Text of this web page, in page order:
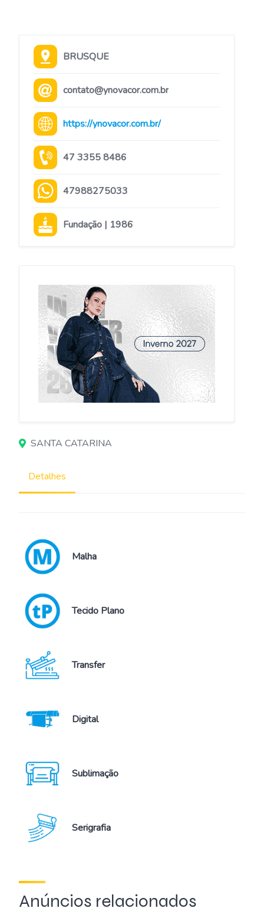
SANTA CATARINA
Detalhes
Malha
Tecido Plano
Transfer
Digital
Sublimação
Serigrafia
BRUSQUE
contato@ynovacor.com.br
https://ynovacor.com.br/
47 3355 8486
47988275033
Fundação | 1986
Anúncios relacionados